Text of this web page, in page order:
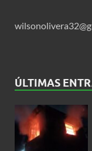
ÚLTIMAS